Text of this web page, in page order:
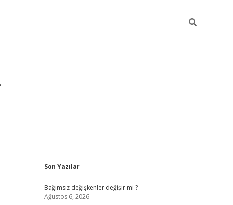
Sidebar
Son Yazılar
Bağımsız değişkenler değişir mi ?
Ağustos 6, 2026